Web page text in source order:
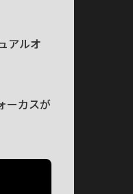
アルオ
ーカスが